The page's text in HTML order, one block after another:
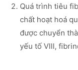
Quá trình tiêu
chất hoạt hoá
được chuyển
yếu tố VIII,